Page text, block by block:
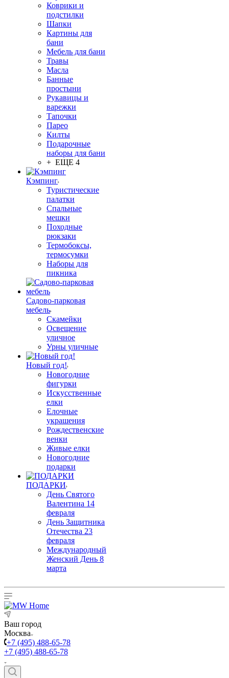
Коврики и
подстилки
Шапки
Картины для
бани
Мебель для бани
Травы
Масла
Банные
простыни
Рукавицы и
варежки
Тапочки
Парео
Килты
Подарочные
наборы для бани
+ ЕЩЕ 4
Кэмпинг
Туристические
палатки
Спальные
мешки
Походные
рюкзаки
Термобоксы,
термосумки
Наборы для
пикника
Садово-парковая
мебель
Скамейки
Освещение
уличное
Урны уличные
Новый год!
Новогодние
фигурки
Искусственные
елки
Елочные
украшения
Рождественские
венки
Живые елки
Новогодние
подарки
ПОДАРКИ
День Святого
Валентина 14
февраля
День Защитника
Отечества 23
февраля
Международный
Женский День 8
марта
Ваш город
Москва
+7 (495) 488-65-78
+7 (495) 488-65-78